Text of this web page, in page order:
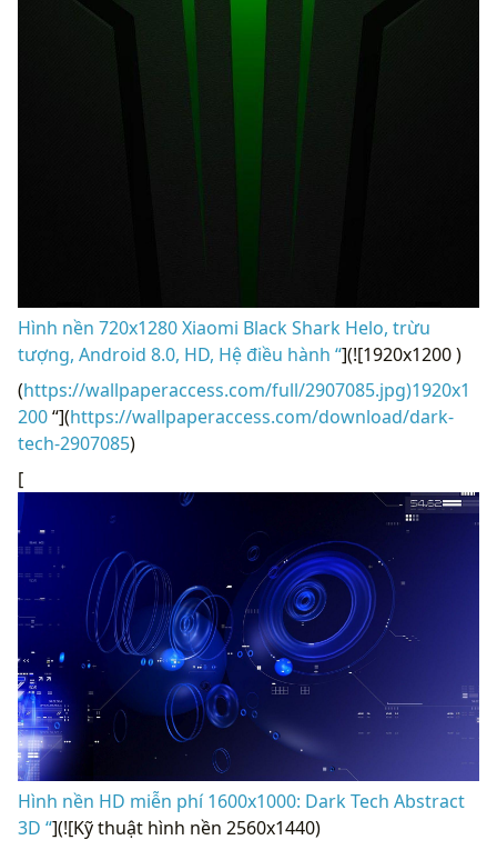
Hình nền 720x1280 Xiaomi Black Shark Helo, trừu
tượng, Android 8.0, HD, Hệ điều hành “](![1920x1200 )
(https://wallpaperaccess.com/full/2907085.jpg)1920x1
200“](https://wallpaperaccess.com/download/dark-
tech-2907085)
[
Hình nền HD miễn phí 1600x1000: Dark Tech Abstract
3D “](![Kỹ thuật hình nền 2560x1440)